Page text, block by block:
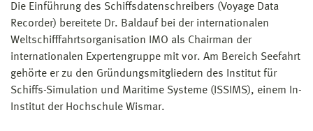
Die Einführung des Schiffsdatenschreibers (Voyage Data
Recorder) bereitete Dr. Baldauf bei der internationalen
Weltschifffahrtsorganisation IMO als Chairman der
internationalen Expertengruppe mit vor. Am Bereich Seefahrt
gehörte er zu den Gründungsmitgliedern des Institut für
Schiffs-Simulation und Maritime Systeme (ISSIMS), einem In-
Institut der Hochschule Wismar.